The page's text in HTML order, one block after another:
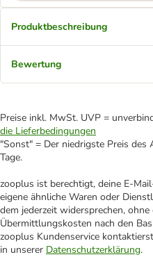
Produktbeschreibung
Bewertung
Preise inkl. MwSt. UVP =
die Lieferbedingungen
"Sonst" = Der niedrigste Preis
Tage.
zooplus ist berechtigt, deine E-
eigene ähnliche Waren oder
dem jederzeit widersprechen,
Übermittlungskosten nach den
zooplus Kundenservice
in unserer Datenschutzerklärung.